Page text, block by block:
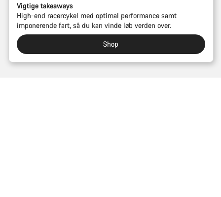
Vigtige takeaways
High-end racercykel med optimal performance samt
imponerende fart, så du kan vinde løb verden over.
Shop